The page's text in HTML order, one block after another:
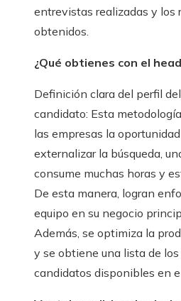
entrevistas realizadas y los
obtenidos.
¿Qué obtienes con el
Definición clara del perfil del
candidato: Esta
las empresas la
externalizar la búsqueda,
consume muchas horas y
De esta manera, logran
equipo en su negocio
Además, se optimiza la
y se obtiene una lista de los
candidatos disponibles en